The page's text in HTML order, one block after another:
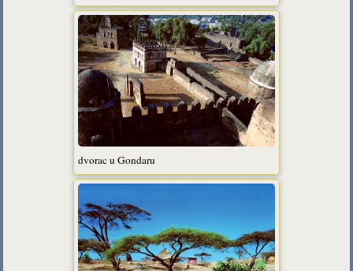
dvorac u Gondaru